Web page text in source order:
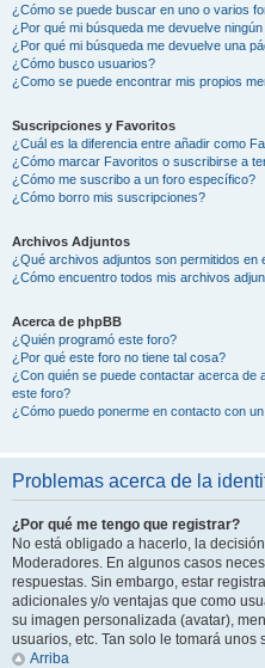
¿Cómo se puede buscar en uno o varios
¿Por qué mi búsqueda me devuelve
¿Por qué mi búsqueda me devuelve una
¿Cómo busco usuarios?
¿Como se puede encontrar mis propios
Suscripciones y Favoritos
¿Cuál es la diferencia entre añadir como
¿Cómo marcar Favoritos o suscribirse a
¿Cómo me suscribo a un foro específico?
¿Cómo borro mis suscripciones?
Archivos Adjuntos
¿Qué archivos adjuntos son permitidos en
¿Cómo encuentro todos mis archivos
Acerca de phpBB
¿Quién programó este foro?
¿Por qué este foro no tiene tal cosa?
¿Con quién se puede contactar acerca de
este foro?
¿Cómo puedo ponerme en contacto con
Problemas acerca de la
¿Por qué me tengo que registrar?
No está obligado a hacerlo, la
Moderadores. En algunos casos
respuestas. Sin embargo, estar
adicionales y/o ventajas que como
su imagen personalizada (avatar),
usuarios, etc. Tan solo le tomará
Arriba